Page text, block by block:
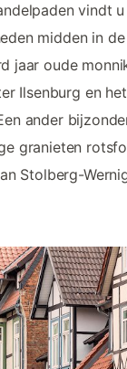
vindt
midden in
jaar oude
Ilsenburg en
ander
granieten
Stolberg-